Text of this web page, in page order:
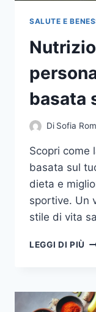
SALUTE E
basata
Di Sofia
Scopri come
basata sul
dieta e
sportive. Un
stile di vita
LEGGI DI PIÙ